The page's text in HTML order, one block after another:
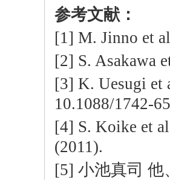
参考文献：
[1] M. Jinno et
[2] S. Asakawa
[3] K. Uesugi et
10.1088/1742-
[4] S. Koike et
(2011).
[5] 小池真司 他